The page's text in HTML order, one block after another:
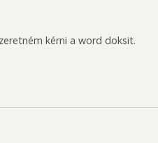
kérni a word doksit.